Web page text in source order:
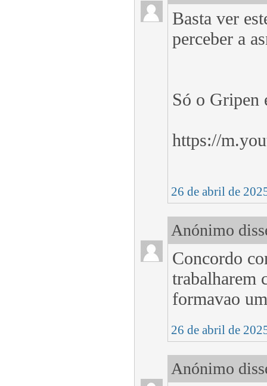
Basta ver
perceber a
Só o Gripen
https://
26 de abril de
Anónimo
Concordo
trabalharem
formavao
26 de abril de
Anónimo